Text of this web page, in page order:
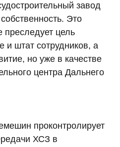
завод
Это
преследует цель
и штат сотрудников, а
но уже в качестве
центра Дальнего
проконтролирует
ХСЗ в